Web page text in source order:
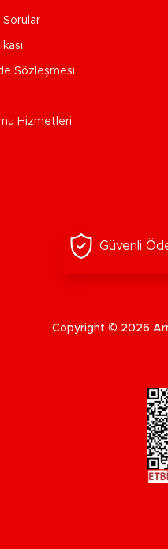
Sorular
Sözleşmesi
Hizmetleri
Güvenli
Copyright © 2026